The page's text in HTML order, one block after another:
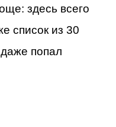
здесь всего
список из 30
попал